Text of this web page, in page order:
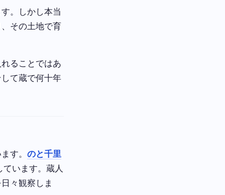
。しかし本当
その土地で育
ることではあ
て蔵で何十年
す。のと千里
います。蔵人
々観察しま